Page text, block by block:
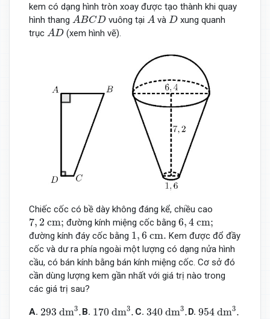
kem có dạng hình tròn xoay được tạo thành khi quay
hình thang ABCD
ABCD vuông tại A
Avà D
D xung quanh
trục AD
A D (xem hình vẽ).
Chiếc cốc có bề dày không đáng kể, chiều cao
7, 2 cm;
7 2cm; đường kính miệng cốc bằng 6,4 cm;
6 4cm;
đường kính đáy cốc bằng 1,6 cm.
1 6cm.
Kem được đổ đầy
cốc và dư ra phía ngoài một lượng có dạng nửa hình
cầu, có bán kính bằng bán kính miệng cốc. Cơ sở đó
cần dùng lượng kem gần nhất với giá trị nào trong
các giá trị sau?
A. 293 dm3.
293 d m3 .
B. 170 dm3.
170 d m3 .
C. 340 dm3.
340 d m3 .
D. 954 dm3.
954 d m3